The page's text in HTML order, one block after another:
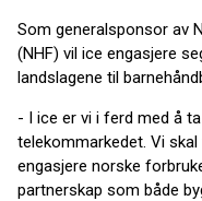
Som generalsponsor av
(NHF) vil ice engasjere
landslagene til
- I ice er vi i ferd med å
telekommarkedet. Vi
engasjere norske
partnerskap som både